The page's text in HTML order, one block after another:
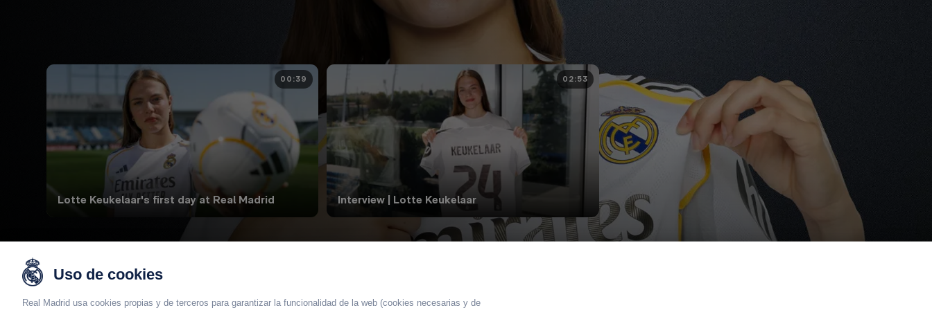
00:39
Lotte Keukelaar's first day at Real Madrid
02:53
Interview | Lotte Keukelaar
Uso de cookies
Real Madrid usa cookies propias y de terceros para garantizar la funcionalidad de la web (cookies necesarias y de